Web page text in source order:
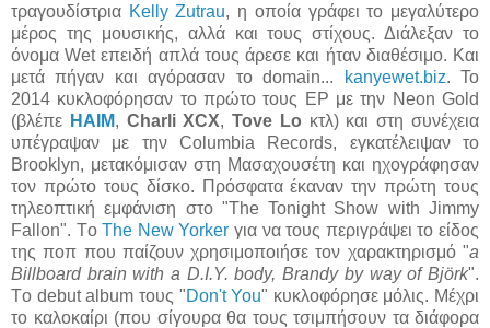
τραγουδίστρια Kelly Zutrau, η οποία γράφει το μεγαλύτερο
μέρος της μουσικής, αλλά και τους στίχους. Διάλεξαν το
όνομα Wet επειδή απλά τους άρεσε και ήταν διαθέσιμο. Και
μετά πήγαν και αγόρασαν το domain...
kanyewet.biz. Το
2014 κυκλοφόρησαν το πρώτο τους EP με την Neon Gold
(βλέπε HAIM, Charli XCX,Tove Lo κτλ) και στη συνέχεια
υπέγραψαν με την Columbia Records, εγκατέλειψαν το
Brooklyn, μετακόμισαν στη Μασαχουσέτη και ηχογράφησαν
τον πρώτο τους δίσκο. Πρόσφατα έκαναν την πρώτη τους
τηλεοπτική εμφάνιση στο "The Tonight Show with Jimmy
Fallon". ΤoThe New Yorker για να τους περιγράψει το είδος
της ποπ που παίζουν χρησιμοποιήσε τον χαρακτηρισμό "a
Billboard brain with a D.I.Y. body, Brandy by way of Björk".
Τo debut album τους "Don't You" κυκλοφόρησε μόλις. Μέχρι
το καλοκαίρι (που σίγουρα θα τους τσιμπήσουν τα διάφορα